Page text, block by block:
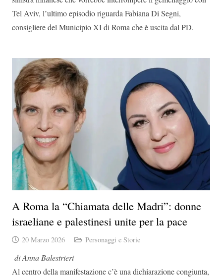
Tel Aviv, l’ultimo episodio riguarda Fabiana Di Segni,
consigliere del Municipio XI di Roma che è uscita dal PD.
A Roma la “Chiamata delle Madri”: donne
israeliane e palestinesi unite per la pace
20 Marzo 2026 Personaggi e Storie
di Anna Balestrieri
Al centro della manifestazione c’è una dichiarazione congiunta,